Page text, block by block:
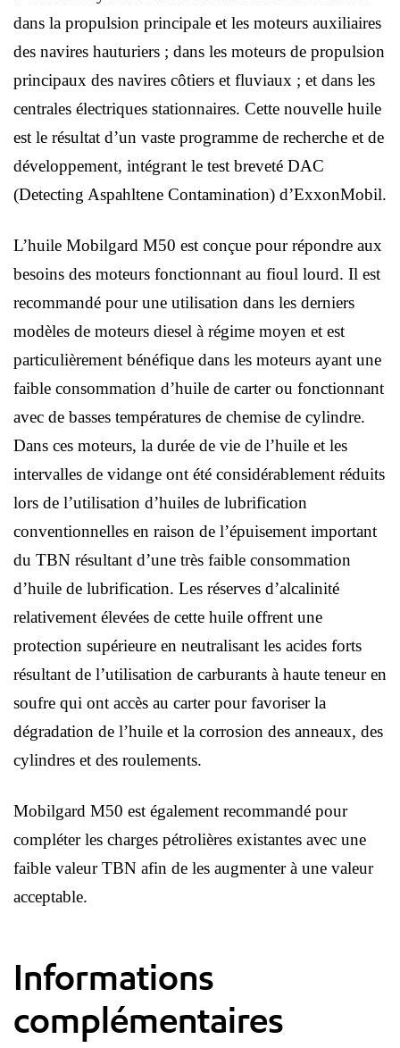
dans la propulsion principale et les moteurs auxiliaires
des navires hauturiers ; dans les moteurs de propulsion
principaux des navires côtiers et fluviaux ; et dans les
centrales électriques stationnaires. Cette nouvelle huile
est le résultat d’un vaste programme de recherche et de
développement, intégrant le test breveté DAC
(Detecting Aspahltene Contamination) d’ExxonMobil.
L’huile Mobilgard M50 est conçue pour répondre aux
besoins des moteurs fonctionnant au fioul lourd. Il est
recommandé pour une utilisation dans les derniers
modèles de moteurs diesel à régime moyen et est
particulièrement bénéfique dans les moteurs ayant une
faible consommation d’huile de carter ou fonctionnant
avec de basses températures de chemise de cylindre.
Dans ces moteurs, la durée de vie de l’huile et les
intervalles de vidange ont été considérablement réduits
lors de l’utilisation d’huiles de lubrification
conventionnelles en raison de l’épuisement important
du TBN résultant d’une très faible consommation
d’huile de lubrification. Les réserves d’alcalinité
relativement élevées de cette huile offrent une
protection supérieure en neutralisant les acides forts
résultant de l’utilisation de carburants à haute teneur en
soufre qui ont accès au carter pour favoriser la
dégradation de l’huile et la corrosion des anneaux, des
cylindres et des roulements.
Mobilgard M50 est également recommandé pour
compléter les charges pétrolières existantes avec une
faible valeur TBN afin de les augmenter à une valeur
acceptable.
Informations
complémentaires